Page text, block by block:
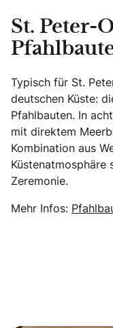
St. Peter-
Typisch für St.
deutschen Küste:
Pfahlbauten. In
mit direktem
Kombination aus
Küstenatmosphäre
Zeremonie.
Mehr Infos: